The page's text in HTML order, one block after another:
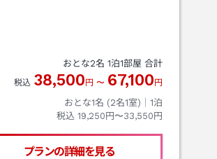
おとな2名 1泊1部屋 合計
税込 38,500円 〜 67,100円
おとな1名 (2名1室)｜ 1泊
税込 19,250円〜33,550円
プランの詳細を見る